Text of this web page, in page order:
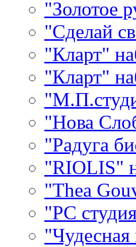
"Золотое
"Сделай
"Кларт"
"Кларт"
"Нова
"Радуга
"RIOLIS"
"Thea
"РС